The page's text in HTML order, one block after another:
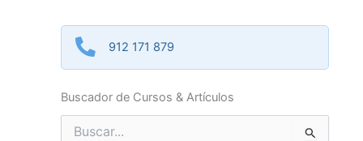
912 171 879
Buscador de Cursos & Artículos
Buscar